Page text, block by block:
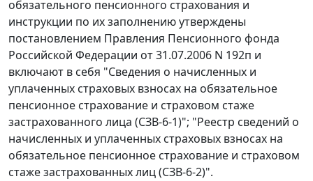
обязательного пенсионного страхования и
инструкции по их заполнению утверждены
постановлением Правления Пенсионного фонда
Российской Федерации от 31.07.2006 N 192п и
включают в себя "Сведения о начисленных и
уплаченных страховых взносах на обязательное
пенсионное страхование и страховом стаже
застрахованного лица (СЗВ-6-1)"; "Реестр сведений о
начисленных и уплаченных страховых взносах на
обязательное пенсионное страхование и страховом
стаже застрахованных лиц (СЗВ-6-2)".